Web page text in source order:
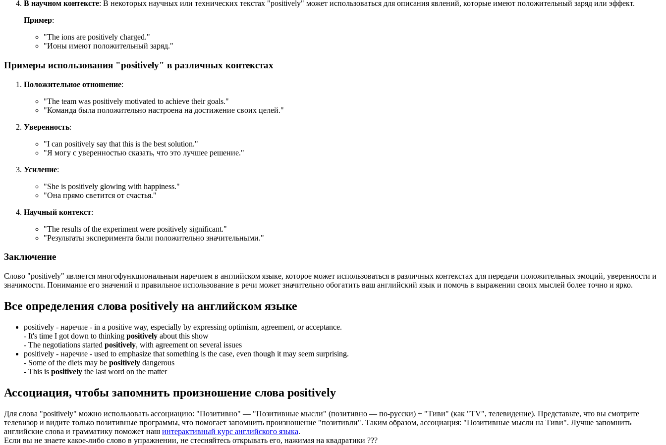
В научном контексте: В некоторых научных или технических текстах "positively" может использоваться для описания явлений, которые имеют положительный заряд или эффект.
Пример:
"The ions are positively charged."
"Ионы имеют положительный заряд."
Примеры использования "positively" в различных контекстах
Положительное отношение:
"The team was positively motivated to achieve their goals."
"Команда была положительно настроена на достижение своих целей."
Уверенность:
"I can positively say that this is the best solution."
"Я могу с уверенностью сказать, что это лучшее решение."
Усиление:
"She is positively glowing with happiness."
"Она прямо светится от счастья."
Научный контекст:
"The results of the experiment were positively significant."
"Результаты эксперимента были положительно значительными."
Заключение
Слово "positively" является многофункциональным наречием в английском языке, которое может использоваться в различных контекстах для передачи положительных эмоций, уверенности и
значимости. Понимание его значений и правильное использование в речи может значительно обогатить ваш английский язык и помочь в выражении своих мыслей более точно и ярко.
Все определения слова positively на английском языке
positively - наречие - in a positive way, especially by expressing optimism, agreement, or acceptance.
- It's time I got down to thinking positively about this show
- The negotiations started positively, with agreement on several issues
positively - наречие - used to emphasize that something is the case, even though it may seem surprising.
- Some of the diets may be positively dangerous
- This is positively the last word on the matter
Ассоциация, чтобы запомнить произношение слова positively
Для слова "positively" можно использовать ассоциацию: "Позитивно" — "Позитивные мысли" (позитивно — по-русски) + "Тиви" (как "TV", телевидение). Представьте, что вы смотрите
телевизор и видите только позитивные программы, что помогает запомнить произношение "позитивли". Таким образом, ассоциация: "Позитивные мысли на Тиви". Лучше запомнить
английские слова и грамматику поможет наш интерактивный курс английского языка.
Если вы не знаете какое-либо слово в упражнении, не стесняйтесь открывать его, нажимая на квадратики ???